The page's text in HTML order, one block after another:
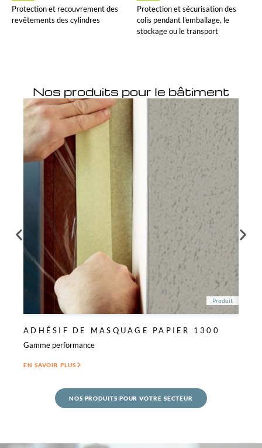
Protection et recouvrement des
revêtements des cylindres
Protection et sécurisation des
colis pendant l’emballage, le
stockage ou le transport
Nos produits pour le bâtiment
Produit
ADHÉSIF DE MASQUAGE PAPIER 1300
Gamme performance
EN SAVOIR PLUS
NOS PRODUITS POUR VOTRE SECTEUR